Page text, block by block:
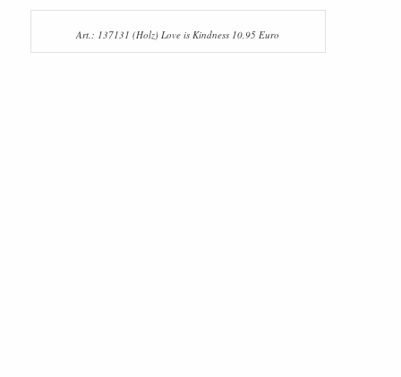
Art.: 137131 (Holz) Love is Kindness 10,95 Euro